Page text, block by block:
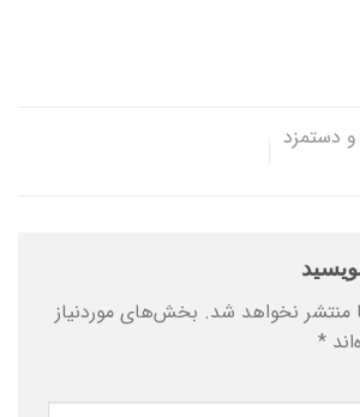
دستمزد
منتشر نخواهد شد. بخش‌های موردنیاز
*